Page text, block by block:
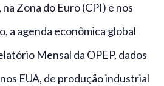
Zona do Euro (CPI) e nos
a agenda econômica global
Mensal da OPEP, dados
EUA, de produção industrial